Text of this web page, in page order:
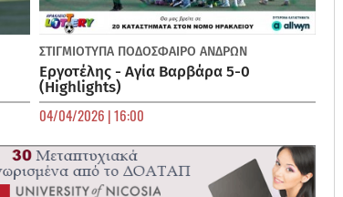
ΣΤΙΓΜΙΟΤΥΠΑ ΠΟΔΌΣΦΑΙΡΟ ΑΝΔΡΏΝ
Εργοτέλης - Αγία Βαρβάρα 5-0
(Highlights)
04/04/2026 | 16:00